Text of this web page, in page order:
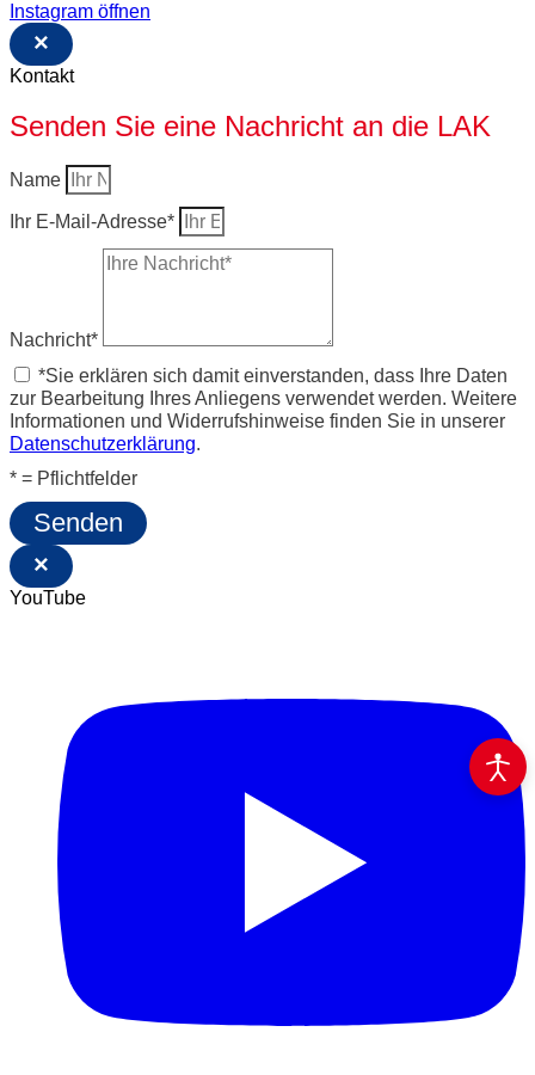
Instagram öffnen
×
Kontakt
Senden Sie eine Nachricht an die LAK
Name
Ihr E-Mail-Adresse*
Nachricht*
*Sie erklären sich damit einverstanden, dass Ihre Daten
zur Bearbeitung Ihres Anliegens verwendet werden. Weitere
Informationen und Widerrufshinweise finden Sie in unserer
Datenschutzerklärung.
* = Pflichtfelder
Senden
×
YouTube